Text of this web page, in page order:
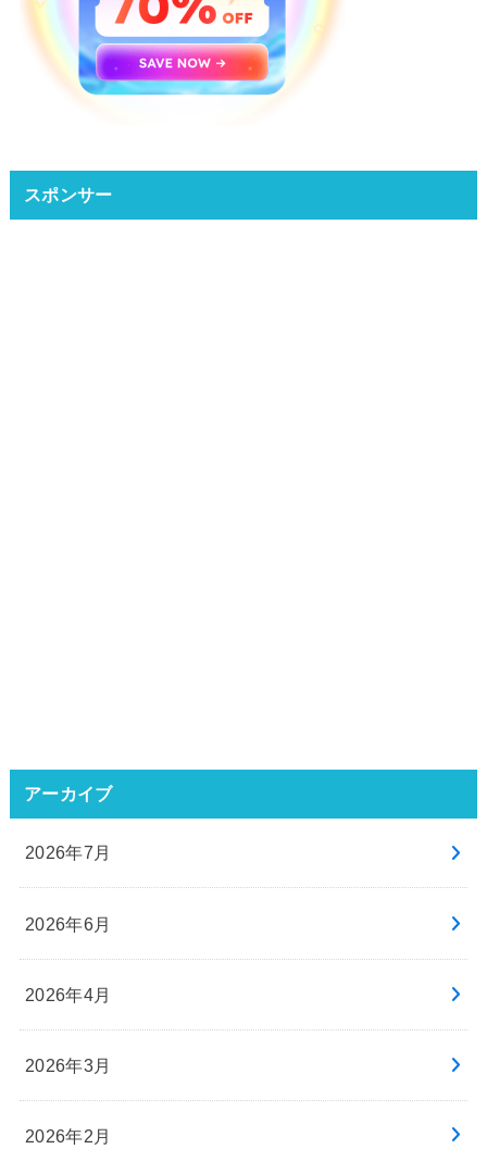
スポンサー
アーカイブ
2026年7月
2026年6月
2026年4月
2026年3月
2026年2月